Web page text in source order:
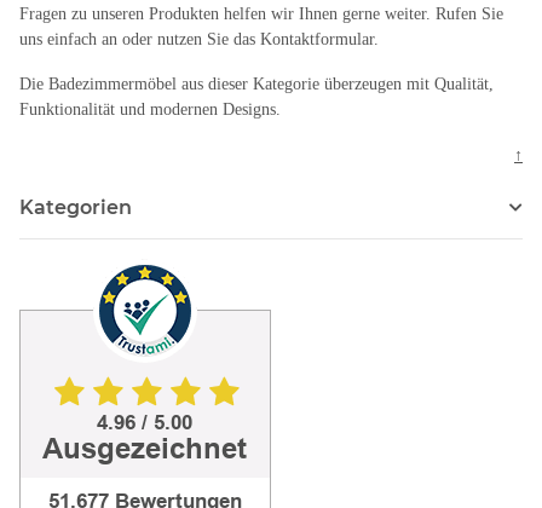
Fragen zu unseren Produkten helfen wir Ihnen gerne weiter. Rufen Sie
uns einfach an oder nutzen Sie das Kontaktformular.
Die Badezimmermöbel aus dieser Kategorie überzeugen mit Qualität,
Funktionalität und modernen Designs.
↑
Kategorien